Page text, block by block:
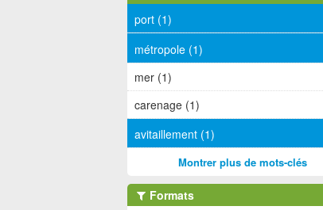
port (1)
métropole (1)
mer (1)
carenage (1)
avitaillement (1)
Montrer plus de mots-clés
Formats